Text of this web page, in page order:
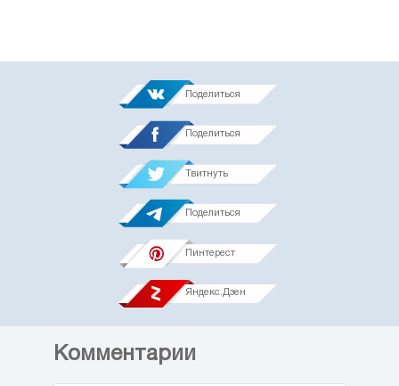
Поделиться
Поделиться
Твитнуть
Поделиться
Пинтерест
Яндекс.Дзен
Комментарии